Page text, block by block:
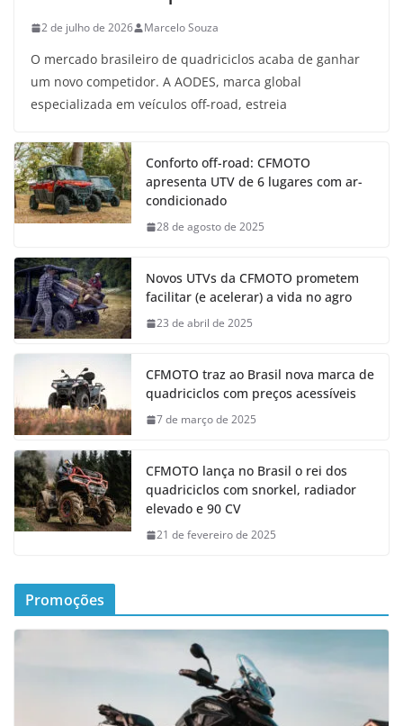
2 de julho de 2026 Marcelo Souza
O mercado brasileiro de quadriciclos acaba de ganhar
um novo competidor. A AODES, marca global
especializada em veículos off-road, estreia
Conforto off-road: CFMOTO
apresenta UTV de 6 lugares com ar-
condicionado
28 de agosto de 2025
Novos UTVs da CFMOTO prometem
facilitar (e acelerar) a vida no agro
23 de abril de 2025
CFMOTO traz ao Brasil nova marca de
quadriciclos com preços acessíveis
7 de março de 2025
CFMOTO lança no Brasil o rei dos
quadriciclos com snorkel, radiador
elevado e 90 CV
21 de fevereiro de 2025
Promoções